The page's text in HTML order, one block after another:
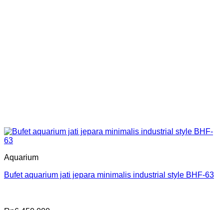
Aquarium
Bufet aquarium jati jepara minimalis industrial style BHF-63